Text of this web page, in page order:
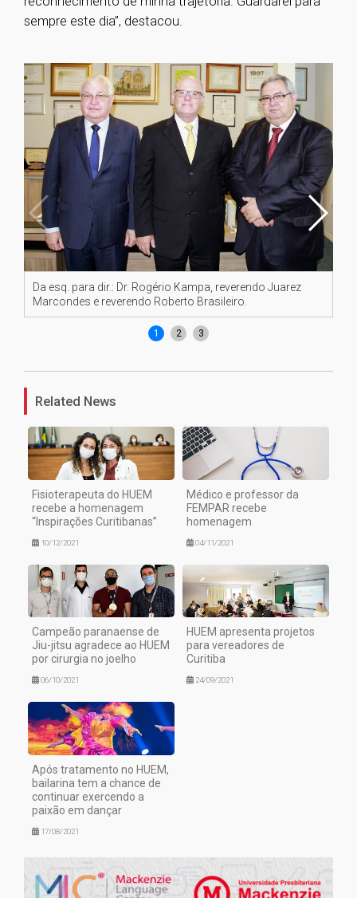
sempre este dia”, destacou.
Da esq. para dir.: Dr. Rogério Kampa, reverendo Juarez
Marcondes e reverendo Roberto Brasileiro.
1 2 3
Related News
Fisioterapeuta do HUEM
recebe a homenagem
“Inspirações Curitibanas”
10/12/2021
Médico e professor da
FEMPAR recebe
homenagem
04/11/2021
Campeão paranaense de
Jiu-jitsu agradece ao HUEM
por cirurgia no joelho
06/10/2021
HUEM apresenta projetos
para vereadores de
Curitiba
24/09/2021
Após tratamento no HUEM,
bailarina tem a chance de
continuar exercendo a
paixão em dançar
17/08/2021